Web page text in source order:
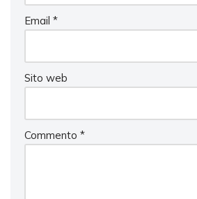
Email *
Sito web
Commento *